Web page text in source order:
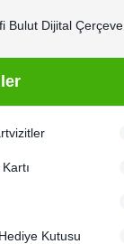
Bulut Dijital Çerçeve
Kutusu